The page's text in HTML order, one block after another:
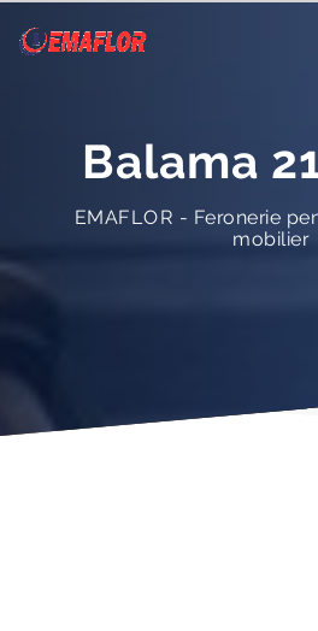
Balama
EMAFLOR - Feronerie
mobilier